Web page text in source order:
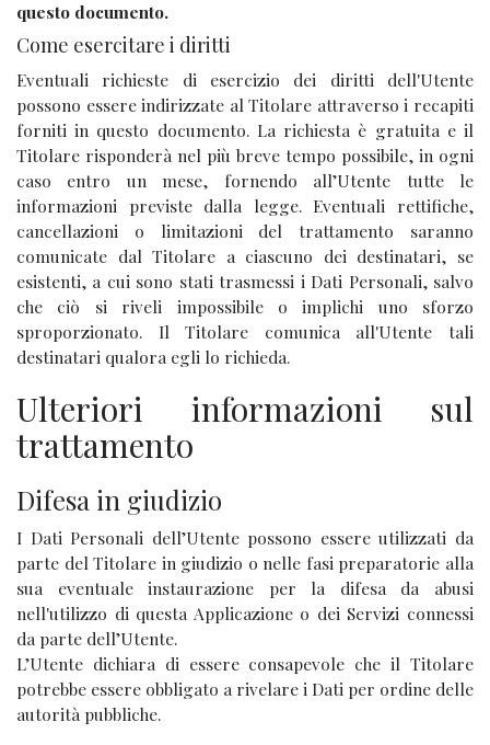
questo documento.
Come esercitare i diritti
Eventuali richieste di esercizio dei diritti dell'Utente
possono essere indirizzate al Titolare attraverso i recapiti
forniti in questo documento. La richiesta è gratuita e il
Titolare risponderà nel più breve tempo possibile, in ogni
caso entro un mese, fornendo all’Utente tutte le
informazioni previste dalla legge. Eventuali rettifiche,
cancellazioni o limitazioni del trattamento saranno
comunicate dal Titolare a ciascuno dei destinatari, se
esistenti, a cui sono stati trasmessi i Dati Personali, salvo
che ciò si riveli impossibile o implichi uno sforzo
sproporzionato. Il Titolare comunica all'Utente tali
destinatari qualora egli lo richieda.
Ulteriori informazioni sul
trattamento
Difesa in giudizio
I Dati Personali dell’Utente possono essere utilizzati da
parte del Titolare in giudizio o nelle fasi preparatorie alla
sua eventuale instaurazione per la difesa da abusi
nell'utilizzo di questa Applicazione o dei Servizi connessi
da parte dell’Utente.
L’Utente dichiara di essere consapevole che il Titolare
potrebbe essere obbligato a rivelare i Dati per ordine delle
autorità pubbliche.